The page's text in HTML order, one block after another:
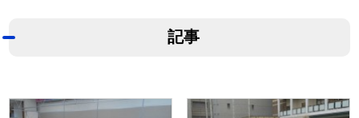
記事